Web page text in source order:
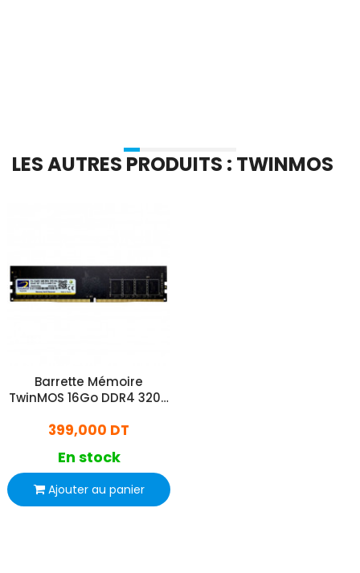
LES AUTRES PRODUITS : TWINMOS
Barrette Mémoire
TwinMOS 16Go DDR4 3200
399,000 DT
En stock
Ajouter au panier